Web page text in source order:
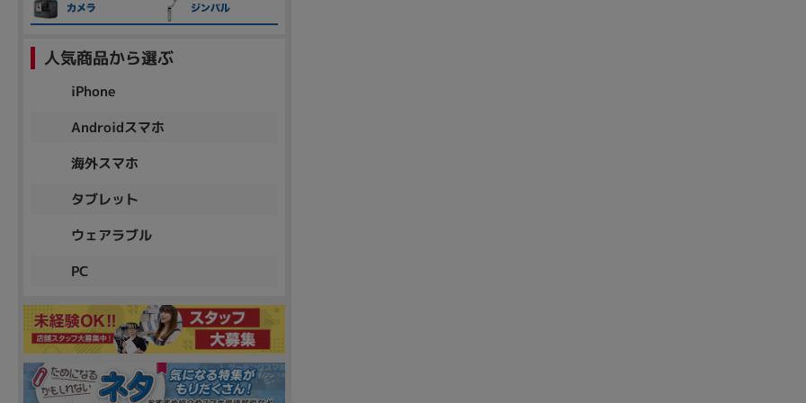
人気商品から選ぶ
iPhone
Androidスマホ
海外スマホ
タブレット
ウェアラブル
PC
各項目のチェックボックスは「or検索」となります。